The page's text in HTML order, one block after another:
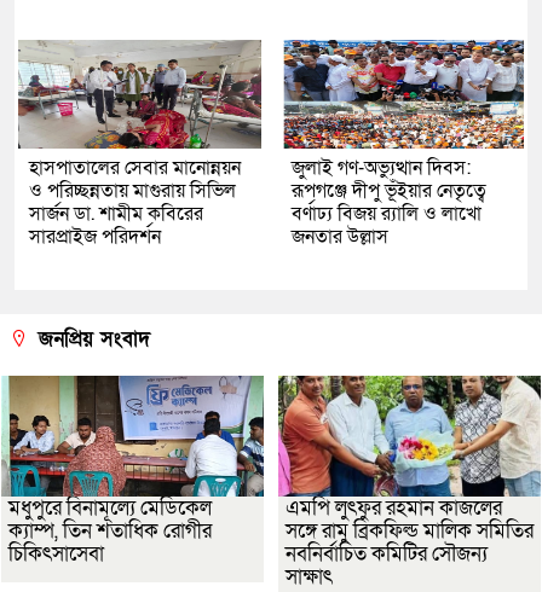
হাসপাতালের সেবার মানোন্নয়ন
ও পরিচ্ছন্নতায় মাগুরায় সিভিল
সার্জন ডা. শামীম কবিরের
সারপ্রাইজ পরিদর্শন
জুলাই গণ-অভ্যুত্থান দিবস:
রূপগঞ্জে দীপু ভূঁইয়ার নেতৃত্বে
বর্ণাঢ্য বিজয় র‌্যালি ও লাখো
জনতার উল্লাস
জনপ্রিয় সংবাদ
মধুপুরে বিনামূল্যে মেডিকেল
ক্যাম্প, তিন শতাধিক রোগীর
চিকিৎসাসেবা
এমপি লুৎফুর রহমান কাজলের
সঙ্গে রামু ব্রিকফিল্ড মালিক সমিতির
নবনির্বাচিত কমিটির সৌজন্য
সাক্ষাৎ